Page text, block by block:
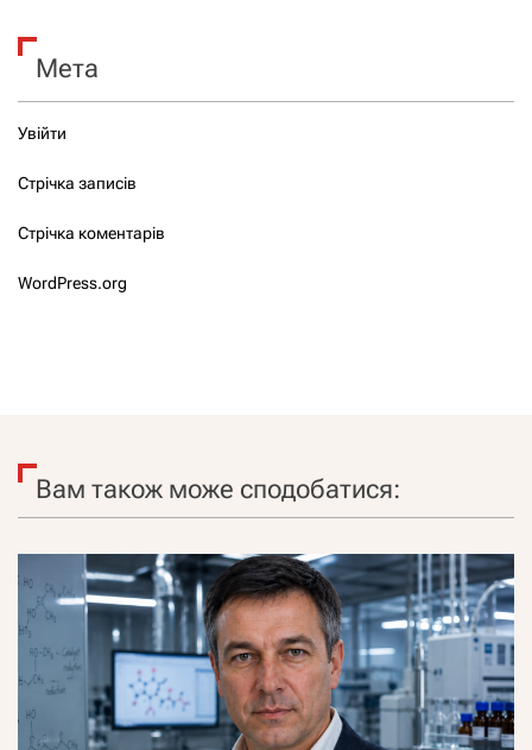
Мета
Увійти
Стрічка записів
Стрічка коментарів
WordPress.org
Вам також може сподобатися: